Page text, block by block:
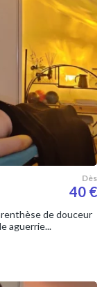
Dès
40 €
de douceur
aguerrie...